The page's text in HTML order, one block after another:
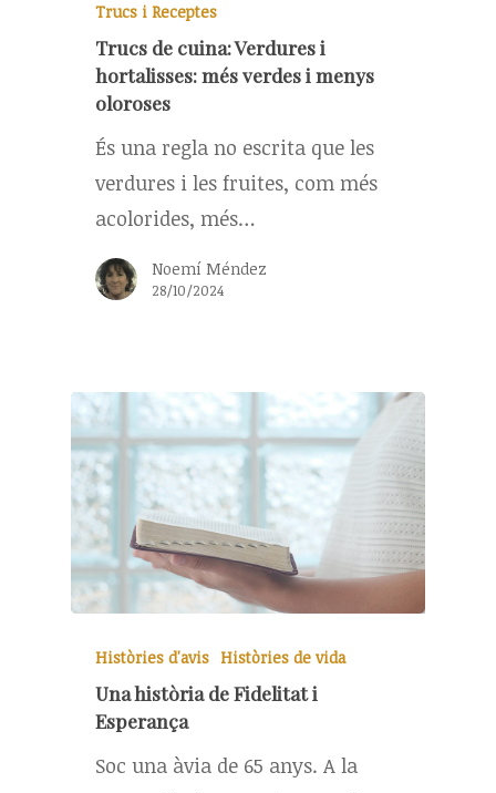
Trucs i Receptes
Trucs de cuina: Verdures i
hortalisses: més verdes i menys
oloroses
És una regla no escrita que les
verdures i les fruites, com més
acolorides, més…
Noemí Méndez
28/10/2024
Històries d'avis Històries de vida
Una història de Fidelitat i
Esperança
Soc una àvia de 65 anys. A la